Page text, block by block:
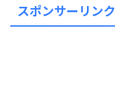
スポンサーリンク